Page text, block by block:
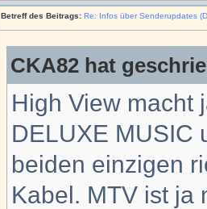
Betreff des Beitrags: Re: Infos über Senderupdates
CKA82 hat
High View macht
DELUXE MUSIC
beiden einzigen
Kabel. MTV ist ja